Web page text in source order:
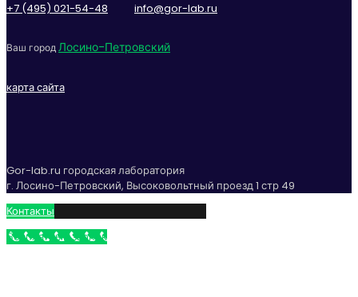
+7 (495) 021-54-48 info@gor-lab.ru
Ваш городЛосино-Петровский
карта сайта
Gor-lab.ru городская лаборатория
г. Лосино-Петровский, Высоковольтный проезд 1 стр 49
Контакты
Бесплатный звонок